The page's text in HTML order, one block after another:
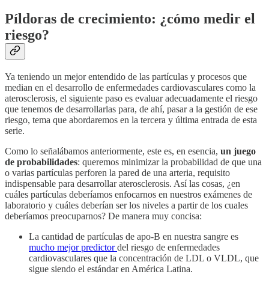
Píldoras de crecimiento: ¿cómo medir el
riesgo?
Ya teniendo un mejor entendido de las partículas y procesos que
median en el desarrollo de enfermedades cardiovasculares como la
aterosclerosis, el siguiente paso es evaluar adecuadamente el riesgo
que tenemos de desarrollarlas para, de ahí, pasar a la gestión de ese
riesgo, tema que abordaremos en la tercera y última entrada de esta
serie.
Como lo señalábamos anteriormente, este es, en esencia, un juego
de probabilidades: queremos minimizar la probabilidad de que una
o varias partículas perforen la pared de una arteria, requisito
indispensable para desarrollar aterosclerosis. Así las cosas, ¿en
cuáles partículas deberíamos enfocarnos en nuestros exámenes de
laboratorio y cuáles deberían ser los niveles a partir de los cuales
deberíamos preocuparnos? De manera muy concisa:
La cantidad de partículas de apo-B en nuestra sangre es
mucho mejor predictordel riesgo de enfermedades
cardiovasculares que la concentración de LDL o VLDL, que
sigue siendo el estándar en América Latina.